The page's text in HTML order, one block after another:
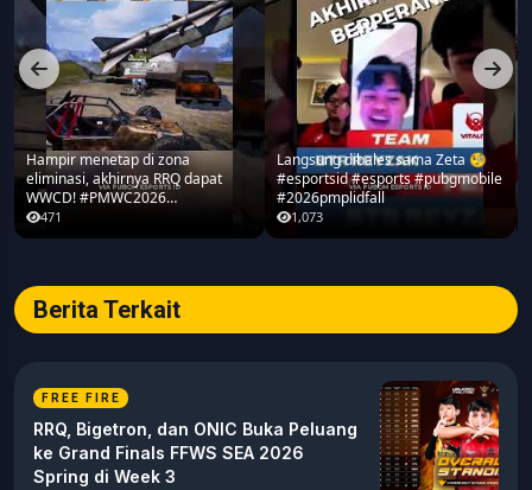
Hampir menetap di zona
eliminasi, akhirnya RRQ dapat
WWCD! #PMWC2026
#pubgmobile #teamrrq
471
Langsung dibales sama Zeta 🧐
#esportsid #esports #pubgmobile
#2026pmplidfall
1,073
Berita Terkait
FREE FIRE
RRQ, Bigetron, dan ONIC Buka Peluang
ke Grand Finals FFWS SEA 2026
Spring di Week 3